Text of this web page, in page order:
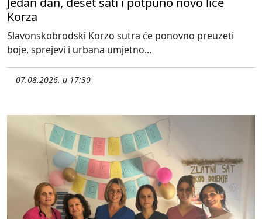
Korza
Slavonskobrodski Korzo sutra će ponovno preuzeti
boje, sprejevi i urbana umjetno...
07.08.2026. u 17:30